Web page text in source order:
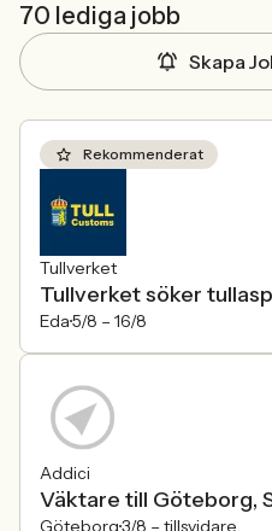
70 lediga jobb
Skapa
Rekommenderat
Tullverket
Tullverket söker
Eda5/8 – 16/8
Addici
Väktare till Göteborg,
Göteborg3/8 – tillsvidare